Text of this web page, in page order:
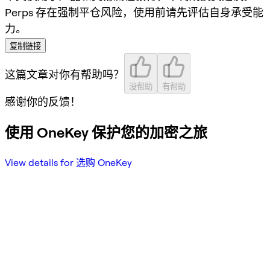
Perps 存在强制平仓风险，使用前请先评估自身承受能
力。
复制链接
这篇文章对你有帮助吗？
没帮助 有帮助
感谢你的反馈！
使用 OneKey 保护您的加密之旅
View details for 选购 OneKey